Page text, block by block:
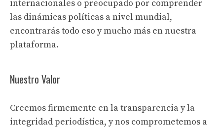
internacionales o preocupado por comprender
las dinámicas políticas a nivel mundial,
encontrarás todo eso y mucho más en nuestra
plataforma.
Nuestro Valor
Creemos firmemente en la transparencia y la
integridad periodística, y nos comprometemos a